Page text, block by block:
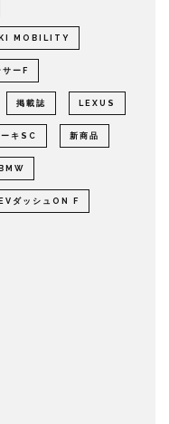
MOBILITY
ーF
掲載誌 LEXUS
キSC 新商品
BMW
ダッシュON F